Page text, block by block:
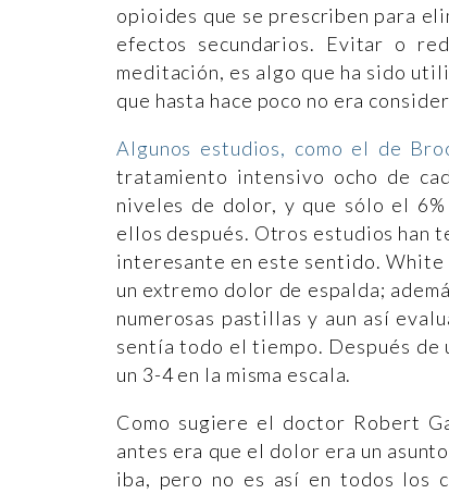
opioides que se prescriben para
efectos secundarios. Evitar o
meditación, es algo que ha sido
que hasta hace poco no era
Algunos estudios, como el de
tratamiento intensivo ocho de
niveles de dolor, y que sólo el
ellos después. Otros estudios han
interesante en este sentido.
un extremo dolor de espalda;
numerosas pastillas y aun así
sentía todo el tiempo. Después de
un 3-4 en la misma escala.
Como sugiere el doctor Robert
antes era que el dolor era un
iba, pero no es así en todos los